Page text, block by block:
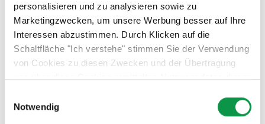
personalisieren und zu analysieren sowie zu
Marketingzwecken, um unsere Werbung besser auf Ihre
Interessen abzustimmen. Durch Klicken auf die
Schaltfläche "Ich verstehe" stimmen Sie der Verwendung
von Cookies zu diesen Zwecken und der Übertragung
von über diese Cookies ermittelten Nutzungsdaten dieser
Werbung in sozialen Netzwerken und Werbenetzwerken
auf anderen Websites zu. Diese Zustimmung ist freiwillig
Notwendig
der erfolgreichen Vorbereitung des Fundaments
beginnt der eigentliche Spaß – Ihre Garage wird
innerhalb eines vereinbarten Tages von unseren
Fachmonteuren montiert. Alles, was wir brauchen, ist
nur ein richtig angefertigtesFundament!